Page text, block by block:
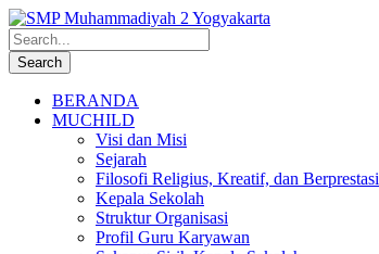
BERANDA
MUCHILD
Visi dan Misi
Sejarah
Filosofi Religius, Kreatif, dan Berprestasi
Kepala Sekolah
Struktur Organisasi
Profil Guru Karyawan